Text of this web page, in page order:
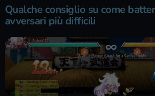
Qualche consiglio su come
avversari più difficili